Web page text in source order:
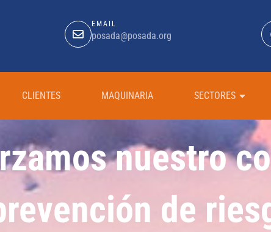
EMAIL
posada@posada.org
CLIENTES MAQUINARIA SECTORES
nuestro
de